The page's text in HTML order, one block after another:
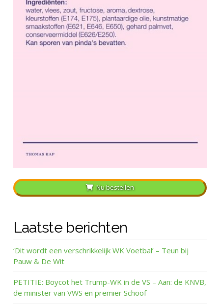
Nu bestellen
Laatste berichten
‘Dit wordt een verschrikkelijk WK Voetbal’ – Teun bij
Pauw & De Wit
PETITIE: Boycot het Trump-WK in de VS – Aan: de KNVB,
de minister van VWS en premier Schoof